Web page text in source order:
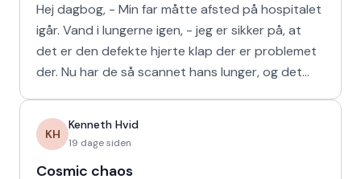
Hej dagbog, - Min far måtte afsted på hospitalet
igår. Vand i lungerne igen, - jeg er sikker på, at
det er den defekte hjerte klap der er problemet
der. Nu har de så scannet hans lunger, og det
KH
Kenneth Hvid
19 dage siden
Cosmic chaos